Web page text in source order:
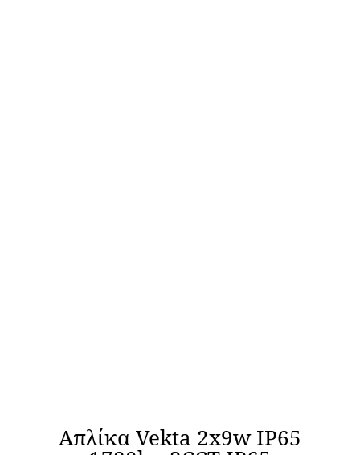
Απλίκα Vekta 2x9w IP65